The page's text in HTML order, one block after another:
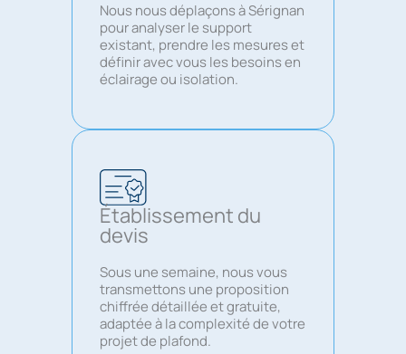
Nous nous déplaçons à Sérignan
pour analyser le support
existant, prendre les mesures et
définir avec vous les besoins en
éclairage ou isolation.
Établissement du
devis
Sous une semaine, nous vous
transmettons une proposition
chiffrée détaillée et gratuite,
adaptée à la complexité de votre
projet de plafond.